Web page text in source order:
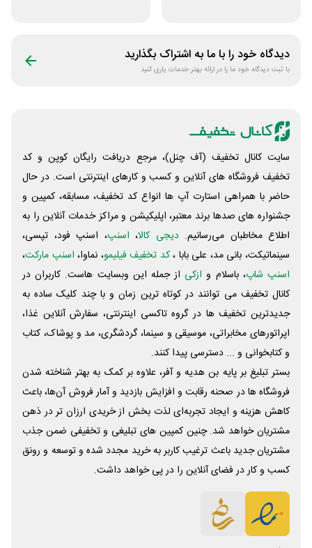
دیدگاه خود را با ما به اشتراک بگذارید
با ثبت دیدگاه خود ما را در ارائه بهتر خدمات یاری کنید
سایت کانال تخفیف (آف چنل)، مرجع دریافت رایگان کوپن و کد
تخفیف فروشگاه های آنلاین و کسب و‌ کارهای اینترنتی است. در حال
حاضر با همراهی استارت آپ ها انواع کد تخفیف، مسابقه، کمپین و
جشنواره های صدها برند معتبر، اپلیکیشن و مراکز خدمات آنلاین را به
اطلاع مخاطبان می‌رسانیم. دیجی کالا، اسنپ، اسنپ فود، تپسی،
سینماتیکت، بانی مد، علی‌ بابا ،کد تخفیف فیلیمو، نماوا، اسنپ مارکت،
اسنپ شاپ، باسلام و ازکی از جمله این وبسایت ‌هاست. کاربران در
کانال تخفیف می توانند در کوتاه ترین زمان و با چند کلیک ساده به
جدیدترین تخفیف ها در گروه تاکسی اینترنتی، سفارش آنلاین غذا،
اپراتورهای مخابراتی، موسیقی و سینما، گردشگری، مد و پوشاک، کتاب
و کتابخوانی و ... دسترسی پیدا کنند.
بستر تبلیغ بر پایه بن هدیه و آفر، علاوه بر کمک به بهتر شناخته شدن
فروشگاه ها در صحنه رقابت و افزایش بازدید و آمار فروش آن‌ها، باعث
کاهش هزینه و ایجاد تجربه‌ای لذت بخش از خریدی ارزان تر در ذهن
مشتریان خواهد شد. چنین کمپین های تبلیغی و تخفیفی ضمن جذب
مشتریان جدید باعث ترغیب کاربر به خرید مجدد شده و توسعه و رونق
کسب و کار در فضای آنلاین را در پی خواهد داشت.